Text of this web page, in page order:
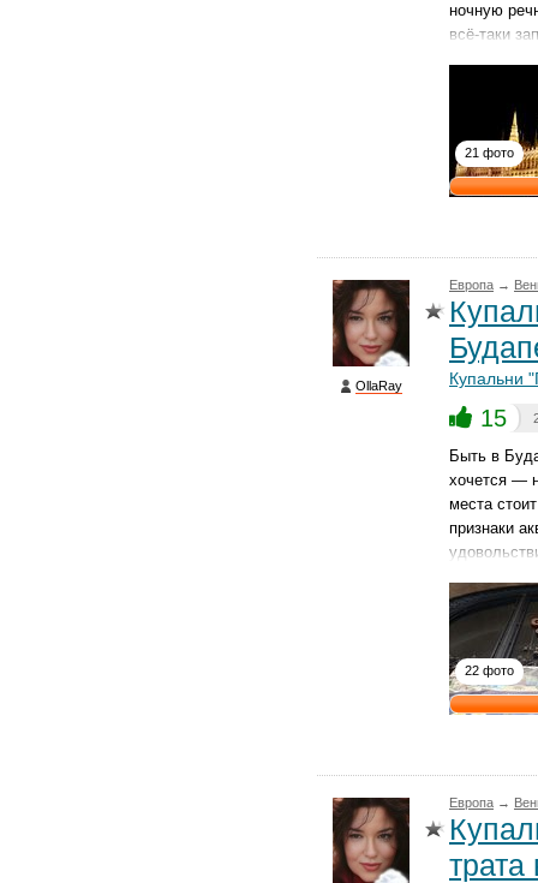
ночную
всё-таки
21 фото
OllaRay
Европа →
Купальни
15
Быть в
хочется —
места
признаки
22 фото
Европа →